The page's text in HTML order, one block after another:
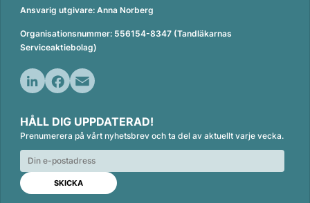
Ansvarig utgivare: Anna Norberg
Organisationsnummer: 556154-8347 (Tandläkarnas
Serviceaktiebolag)
n
k
e
d
n
c
e
b
o
o
k
a
i
l
HÅLL DIG UPPDATERAD!
Prenumerera på vårt nyhetsbrev och ta del av aktuellt varje vecka.